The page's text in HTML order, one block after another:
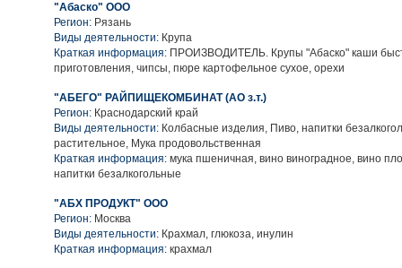
"Абаско" ООО
Регион: Рязань
Виды деятельности: Крупа
Краткая информация: ПРОИЗВОДИТЕЛЬ. Крупы "Абаско" каши
приготовления, чипсы, пюре картофельное сухое, орехи
"АБЕГО" РАЙПИЩЕКОМБИНАТ (АО з.т.)
Регион: Краснодарский край
Виды деятельности: Колбасные изделия, Пиво, напитки
растительное, Мука продовольственная
Краткая информация: мука пшеничная, вино виноградное, вино
напитки безалкогольные
"АБХ ПРОДУКТ" ООО
Регион: Москва
Виды деятельности: Крахмал, глюкоза, инулин
Краткая информация: крахмал